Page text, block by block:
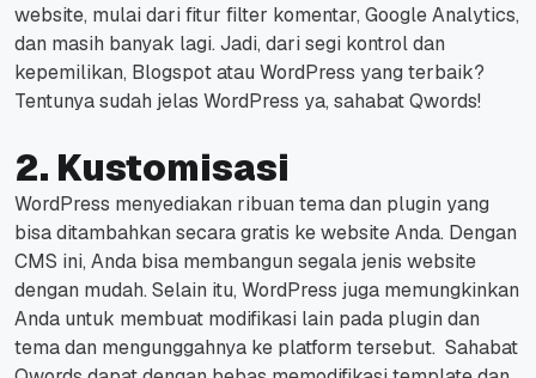
website, mulai dari fitur filter komentar, Google Analytics,
dan masih banyak lagi. Jadi, dari segi kontrol dan
kepemilikan, Blogspot atau WordPress yang terbaik?
Tentunya sudah jelas WordPress ya, sahabat Qwords!
2. Kustomisasi
WordPress menyediakan ribuan tema dan plugin yang
bisa ditambahkan secara gratis ke website Anda. Dengan
CMS ini, Anda bisa membangun segala jenis website
dengan mudah. Selain itu, WordPress juga memungkinkan
Anda untuk membuat modifikasi lain pada plugin dan
tema dan mengunggahnya ke platform tersebut. Sahabat